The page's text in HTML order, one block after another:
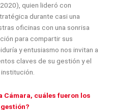
quien lideró con
durante casi una
oficinas con una sonrisa
para compartir sus
y entusiasmo nos invitan a
claves de su gestión y el
Cámara, cuáles fueron los